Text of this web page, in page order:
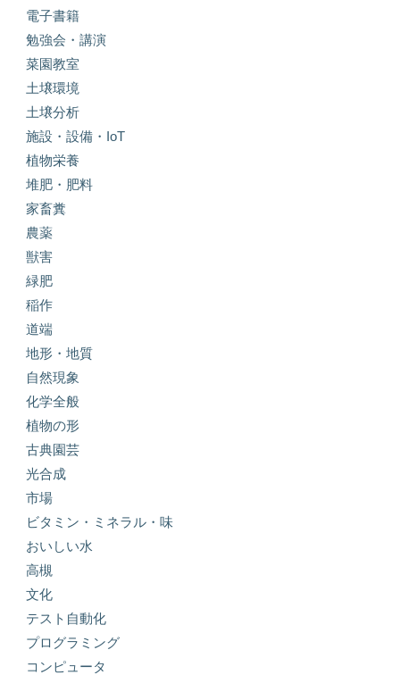
電子書籍
勉強会・講演
菜園教室
土壌環境
土壌分析
施設・設備・IoT
植物栄養
堆肥・肥料
家畜糞
農薬
獣害
緑肥
稲作
道端
地形・地質
自然現象
化学全般
植物の形
古典園芸
光合成
市場
ビタミン・ミネラル・味
おいしい水
高槻
文化
テスト自動化
プログラミング
コンピュータ